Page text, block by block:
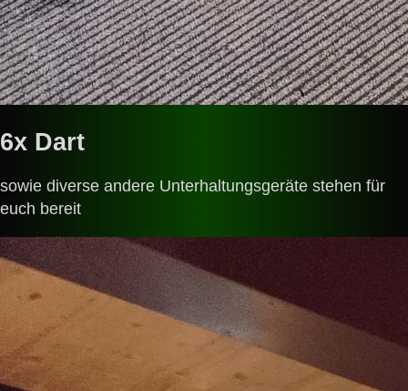
6x Dart
sowie diverse andere Unterhaltungsgeräte stehen für
euch bereit